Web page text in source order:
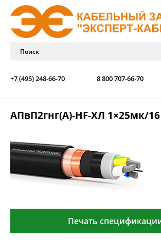
+7 (495) 248-66-70 8 800 707-66-70
АПвП2гнг(А)-HF-ХЛ 1×25мк/16
Печать